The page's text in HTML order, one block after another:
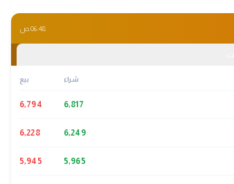
06:48 ص
شراء بيع
6,817
6,794
6,249
6,228
5,965
5,945